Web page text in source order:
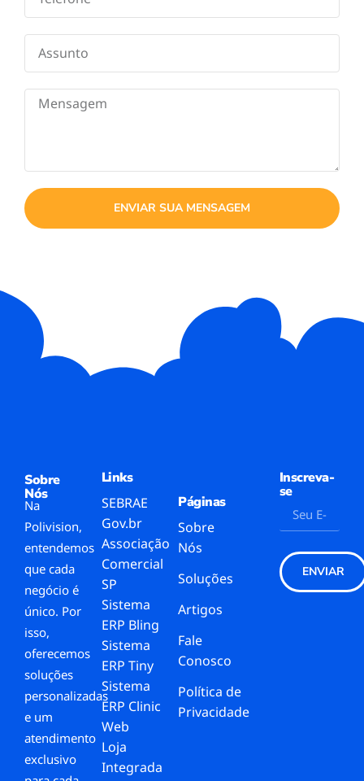
ENVIAR SUA MENSAGEM
Sobre
Nós
Na
Polivision,
entendemos
que cada
negócio é
único. Por
isso,
oferecemos
soluções
personalizadas
e um
atendimento
exclusivo
Links
SEBRAE
Gov.br
Associação
Comercial
SP
Sistema
ERP Bling
Sistema
ERP Tiny
Sistema
ERP Clinic
Web
Loja
Integrada
Páginas
Sobre
Nós
Soluções
Artigos
Fale
Conosco
Política de
Privacidade
Inscreva-
se
ENVIAR